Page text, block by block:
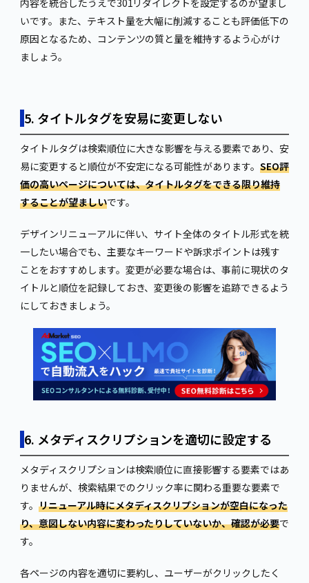
内容を統合したうえで301リダイレクトを設定するのが望まし
いです。また、テキスト量を大幅に削減することも評価低下の
原因となるため、コンテンツの質と量を維持するよう心がけ
ましょう。
5. タイトルタグを安易に変更しない
タイトルタグは検索順位に大きな影響を与える要素であり、安
易に変更すると順位が不安定になる可能性があります。SEO評
価の高いページについては、タイトルタグをできる限り維持
することが望ましいです。
デザインリニューアルに伴い、サイト全体のタイトル形式を統
一したい場合でも、主要なキーワードや訴求ポイントは残す
ことをおすすめします。変更が必要な場合は、事前に現状のタ
イトルと順位を記録しておき、変更後の影響を追跡できるよう
にしておきましょう。
6. メタディスクリプションを適切に設定する
メタディスクリプションは検索順位に直接影響する要素ではあ
りませんが、検索結果でのクリック率に関わる重要な要素で
す。 リニューアル時にメタディスクリプションが空白になった
り、意図しない内容に変わったりしていないか、確認が必要で
す。
各ページの内容を適切に要約し、ユーザーがクリックしたく